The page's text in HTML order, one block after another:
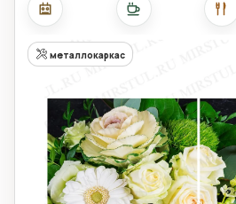
металлокаркас